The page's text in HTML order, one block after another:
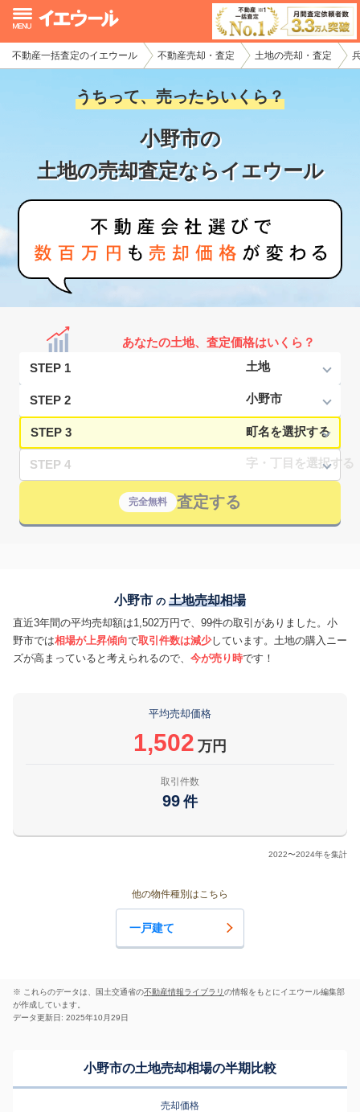
不動産一括査定のイエウール 不動産売却・査定 土地の売却・査定
うちって、売ったらいくら？
小野市の
土地の売却査定ならイエウール
あなたの土地、査定価格はいくら？
STEP 1
STEP 2
STEP 3
STEP 4
完全無料 査定する
小野市 の 土地売却相場
直近3年間の平均売却額は1,502万円で、99件の取引がありました。小
野市では相場が上昇傾向で取引件数は減少しています。土地の購入ニー
ズが高まっていると考えられるので、 今が売り時です！
平均売却価格
1,502 万円
取引件数
99 件
2022〜2024年を集計
他の物件種別はこちら
一戸建て
※ これらのデータは、国土交通省の不動産情報ライブラリの情報をもとにイエウール編集部
が作成しています。
データ更新日: 2025年10月29日
小野市の土地売却相場の半期比較
売却価格
イエウール加盟希望の不動産会社様
初めての方へ
不動産の売却・一括査定
家査定シミュレーター
お問い合わせ